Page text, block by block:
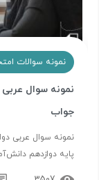
نمونه سوالات
نمونه سوال
جواب
نمونه سوال عربی
پایه دوازدهم